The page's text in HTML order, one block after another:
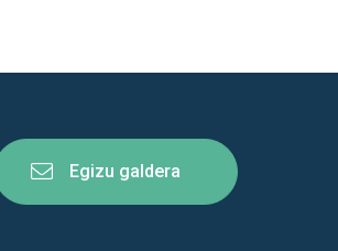
Egizu galdera